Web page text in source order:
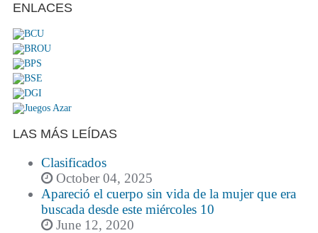
ENLACES
LAS MÁS LEÍDAS
Clasificados
October 04, 2025
Apareció el cuerpo sin vida de la mujer que era
buscada desde este miércoles 10
June 12, 2020